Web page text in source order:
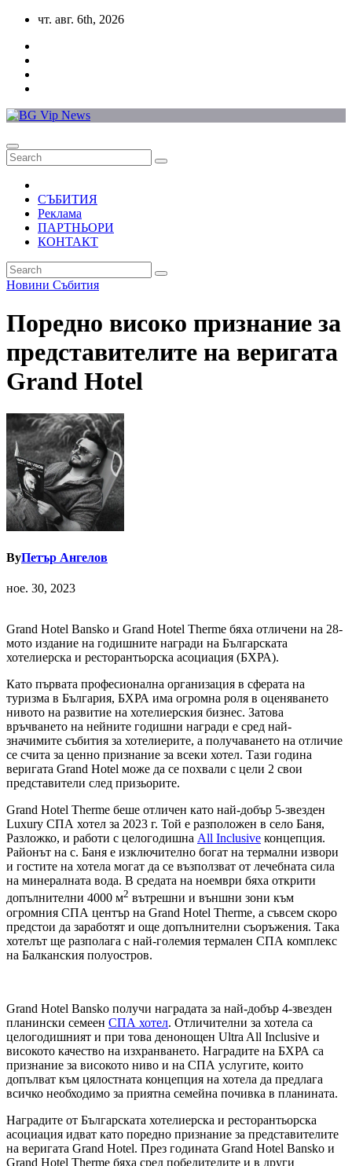
Skip
content
чт. авг. 6th, 2026
СЪБИТИЯ
Реклама
ПАРТНЬОРИ
КОНТАКТ
Новини Събития
Поредно високо признание за
представителите на веригата
Grand Hotel
ByПетър Ангелов
ное. 30, 2023
Grand Hotel Bansko и Grand Hotel Therme бяха отличени на 28-
мото издание на годишните награди на Българската
хотелиерска и ресторантьорска асоциация (БХРА).
Като първата професионална организация в сферата на
туризма в България, БХРА има огромна роля в оценяването
нивото на развитие на хотелиерския бизнес. Затова
връчването на нейните годишни награди е сред най-
значимите събития за хотелиерите, а получаването на отличие
се счита за ценно признание за всеки хотел. Тази година
веригата Grand Hotel може да се похвали с цели 2 свои
представители след призьорите.
Grand Hotel Therme беше отличен като най-добър 5-звезден
Luxury СПА хотел за 2023 г. Той е разположен в село Баня,
Разложко, и работи с целогодишна All Inclusive концепция.
Районът на с. Баня е изключително богат на термални извори
и гостите на хотела могат да се възползват от лечебната сила
на минералната вода. В средата на ноември бяха открити
допълнителни 4000 м2 вътрешни и външни зони към
огромния СПА център на Grand Hotel Therme, а съвсем скоро
предстои да заработят и още допълнителни съоръжения. Така
хотелът ще разполага с най-големия термален СПА комплекс
на Балканския полуостров.
Grand Hotel Bansko получи наградата за най-добър 4-звезден
планински семеен СПА хотел. Отличителни за хотела са
целогодишният и при това денонощен Ultra All Inclusive и
високото качество на изхранването. Наградите на БХРА са
признание за високото ниво и на СПА услугите, които
допълват към цялостната концепция на хотела да предлага
всичко необходимо за приятна семейна почивка в планината.
Наградите от Българската хотелиерска и ресторантьорска
асоциация идват като поредно признание за представителите
на веригата Grand Hotel. През годината Grand Hotel Bansko и
Grand Hotel Therme бяха сред победителите и в други